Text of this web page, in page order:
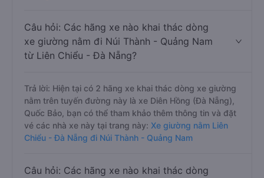
Câu hỏi: Các hãng xe nào khai thác dòng
xe giường nằm đi Núi Thành - Quảng Nam
từ Liên Chiểu - Đà Nẵng?
Trả lời: Hiện tại có 2 hãng xe khai thác dòng xe giường
nằm trên tuyến đường này là xe Diên Hồng (Đà Nẵng),
Quốc Bảo, bạn có thể tham khảo thêm thông tin và đặt
vé các nhà xe này tại trang này: Xe giường nằm Liên
Chiểu - Đà Nẵng đi Núi Thành - Quảng Nam
Câu hỏi: Các hãng xe nào khai thác dòng